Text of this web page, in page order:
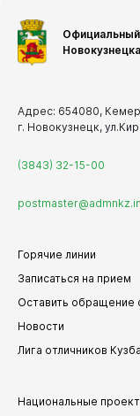
Новокузнецка
Адрес: 654080,
г. Новокузнецк,
(3843) 32-15-00
Горячие линии
Записаться на прием
Оставить обращение
Новости
Лига отличников
Национальные